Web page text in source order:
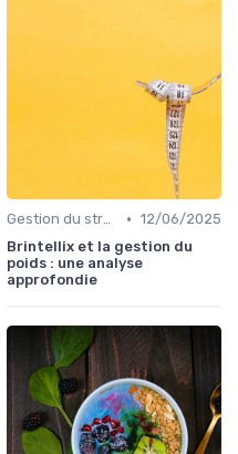
Gestion du stress et de l'anxiété • 12/06/2025
Brintellix et la gestion du
poids : une analyse
approfondie